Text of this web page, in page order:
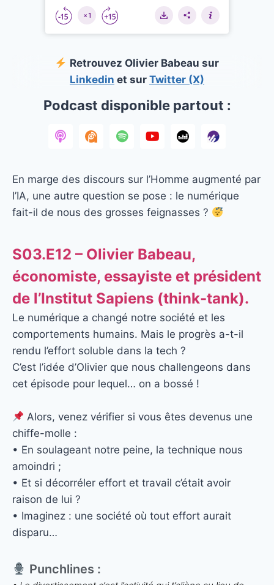
Retrouvez Olivier Babeau sur
Linkedin et sur Twitter (X)
Podcast disponible partout :
En marge des discours sur l’Homme augmenté par
l’IA, une autre question se pose : le numérique
fait-il de nous des grosses feignasses ?
S03.E12 – Olivier Babeau,
économiste, essayiste et président
de l’Institut Sapiens (think-tank).
Le numérique a changé notre société et les
comportements humains. Mais le progrès a-t-il
rendu l’effort soluble dans la tech ?
C’est l’idée d’Olivier que nous challengeons dans
cet épisode pour lequel… on a bossé !
Alors, venez vérifier si vous êtes devenus une
chiffe-molle :
• En soulageant notre peine, la technique nous
amoindri ;
• Et si décorréler effort et travail c’était avoir
raison de lui ?
• Imaginez : une société où tout effort aurait
disparu…
Punchlines :